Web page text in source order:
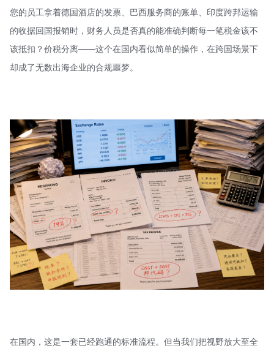
您的员工拿着德国酒店的发票、巴西服务商的账单、印度跨邦运输
的收据回国报销时，财务人员是否真的能准确判断每一笔税金该不
该抵扣？价税分离——这个在国内看似简单的操作，在跨国场景下
却成了无数出海企业的合规噩梦。
在国内，这是一套已经跑通的标准流程。但当我们把视野放大至全